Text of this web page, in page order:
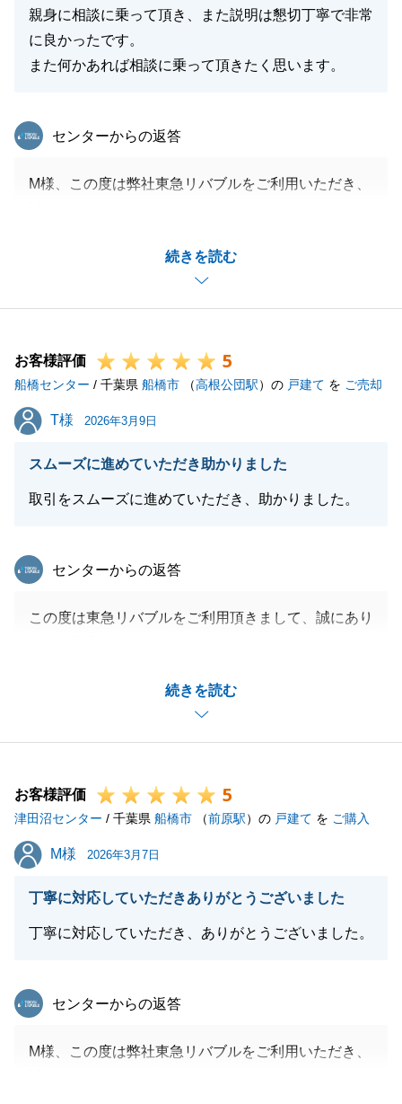
親身に相談に乗って頂き、また説明は懇切丁寧で非常
に良かったです。
また何かあれば相談に乗って頂きたく思います。
続きを読む
東急リバブル
センターからの返答
M様、この度は弊社東急リバブルをご利用いただき、
間お任せいただき、無事ご成約に至ることが出来たの
M様に多大なるご協力をいただけたおかげであると自
不動産売買は信頼とご縁がとても大事でございますの
で、このようなお言葉を頂戴できるのは営業担当とし
て大変光栄に思います。
もし周りの方で不動産についてのお困りごとがある方
がいらっしゃいましたらお気軽に当社へご連絡くださ
今後とも何卒よろしくお願いいたします。
お客様評価 5
船橋センター / 千葉県 船橋市 （高根公団駅）の 戸建て を ご売却
T様
T様 2026年3月9日
スムーズに進めていただき助かりました
取引をスムーズに進めていただき、助かりました。
続きを読む
東急リバブル
センターからの返答
この度は東急リバブルをご利用頂きまして、誠にあり
また何かございましたら是非ご連絡くださいませ。
この度は誠にありがとう御座いました。
閉じる
お客様評価 5
津田沼センター / 千葉県 船橋市 （前原駅）の 戸建て を ご購入
M様
M様 2026年3月7日
丁寧に対応していただきありがとうございました
丁寧に対応していただき、ありがとうございました。
東急リバブル
センターからの返答
M様、この度は弊社東急リバブルをご利用いただき、